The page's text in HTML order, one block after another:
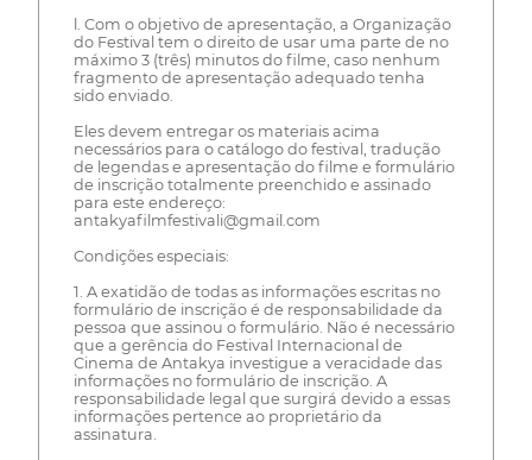
l. Com o objetivo de apresentação, a Organização
do Festival tem o direito de usar uma parte de no
máximo 3 (três) minutos do filme, caso nenhum
fragmento de apresentação adequado tenha
sido enviado.
Eles devem entregar os materiais acima
necessários para o catálogo do festival, tradução
de legendas e apresentação do filme e formulário
de inscrição totalmente preenchido e assinado
para este endereço:
antakyafilmfestivali@gmail.com
Condições especiais:
1. A exatidão de todas as informações escritas no
formulário de inscrição é de responsabilidade da
pessoa que assinou o formulário. Não é necessário
que a gerência do Festival Internacional de
Cinema de Antakya investigue a veracidade das
informações no formulário de inscrição. A
responsabilidade legal que surgirá devido a essas
informações pertence ao proprietário da
assinatura.